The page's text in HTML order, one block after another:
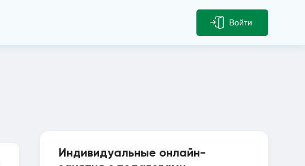
Войти
Индивидуальные онлайн-